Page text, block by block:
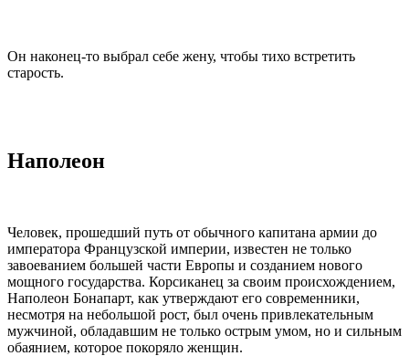
Он наконец-то выбрал себе жену, чтобы тихо встретить
старость.
Наполеон
Человек, прошедший путь от обычного капитана армии до
императора Французской империи, известен не только
завоеванием большей части Европы и созданием нового
мощного государства. Корсиканец за своим происхождением,
Наполеон Бонапарт, как утверждают его современники,
несмотря на небольшой рост, был очень привлекательным
мужчиной, обладавшим не только острым умом, но и сильным
обаянием, которое покоряло женщин.